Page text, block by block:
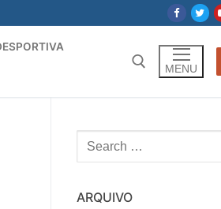
MENU
Pesquisar
por:
ARQUIVO